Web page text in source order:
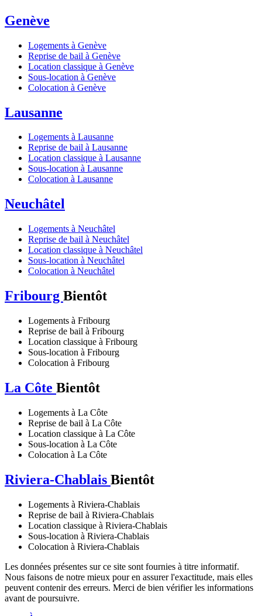
Genève
Logements à Genève
Reprise de bail à Genève
Location classique à Genève
Sous-location à Genève
Colocation à Genève
Lausanne
Logements à Lausanne
Reprise de bail à Lausanne
Location classique à Lausanne
Sous-location à Lausanne
Colocation à Lausanne
Neuchâtel
Logements à Neuchâtel
Reprise de bail à Neuchâtel
Location classique à Neuchâtel
Sous-location à Neuchâtel
Colocation à Neuchâtel
Fribourg Bientôt
Logements à Fribourg
Reprise de bail à Fribourg
Location classique à Fribourg
Sous-location à Fribourg
Colocation à Fribourg
La Côte Bientôt
Logements à La Côte
Reprise de bail à La Côte
Location classique à La Côte
Sous-location à La Côte
Colocation à La Côte
Riviera-Chablais Bientôt
Logements à Riviera-Chablais
Reprise de bail à Riviera-Chablais
Location classique à Riviera-Chablais
Sous-location à Riviera-Chablais
Colocation à Riviera-Chablais
Les données présentes sur ce site sont fournies à titre informatif.
Nous faisons de notre mieux pour en assurer l'exactitude, mais elles
peuvent contenir des erreurs. Merci de bien vérifier les informations
avant de poursuivre.